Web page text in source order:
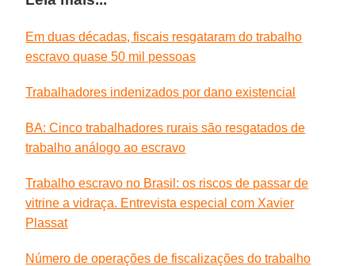
Em duas décadas, fiscais resgataram do trabalho
escravo quase 50 mil pessoas
Trabalhadores indenizados por dano existencial
BA: Cinco trabalhadores rurais são resgatados de
trabalho análogo ao escravo
Trabalho escravo no Brasil: os riscos de passar de
vitrine a vidraça. Entrevista especial com Xavier
Plassat
Número de operações de fiscalizações do trabalho